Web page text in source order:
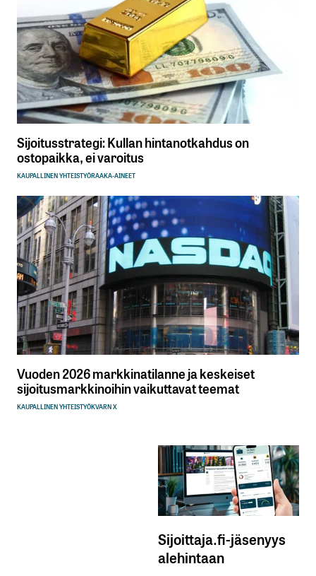
Sijoitusstrategi: Kullan hintanotkahdus on
ostopaikka, ei varoitus
KAUPALLINEN YHTEISTYÖRAAKA-AINEET
Vuoden 2026 markkinatilanne ja keskeiset
sijoitusmarkkinoihin vaikuttavat teemat
KAUPALLINEN YHTEISTYÖKVARN X
Sijoittaja.fi-jäsenyys
alehintaan